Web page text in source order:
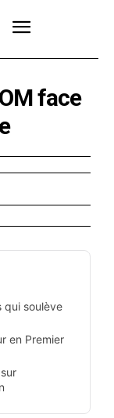
face
qui soulève
en Premier